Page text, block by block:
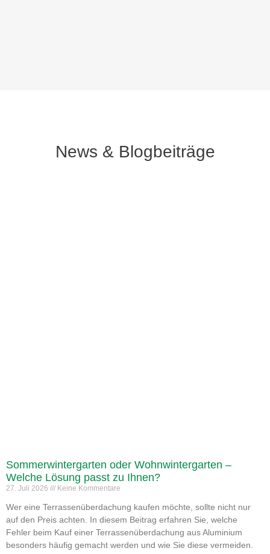
News & Blogbeiträge
Sommerwintergarten oder Wohnwintergarten –
Welche Lösung passt zu Ihnen?
27. Juli 2026 Keine Kommentare
Wer eine Terrassenüberdachung kaufen möchte, sollte nicht nur
auf den Preis achten. In diesem Beitrag erfahren Sie, welche
Fehler beim Kauf einer Terrassenüberdachung aus Aluminium
besonders häufig gemacht werden und wie Sie diese vermeiden.